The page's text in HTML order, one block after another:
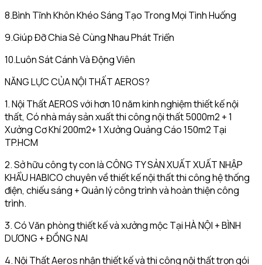
8.Bình Tĩnh Khôn Khéo Sáng Tạo Trong Mọi Tình Huống
9.Giúp Đỡ Chia Sẻ Cùng Nhau Phát Triển
10.Luôn Sát Cánh Và Động Viên
NĂNG LỰC CỦA NỘI THẤT AEROS?
1. Nội Thất AEROS với hơn 10 năm kinh nghiệm thiết kế nội
thất, Có nhà máy sản xuất thi công nội thất 5000m2 + 1
Xưởng Cơ Khí 200m2+ 1 Xưởng Quảng Cáo 150m2 Tại
TP.HCM
2. Sở hữu công ty con là CÔNG TY SẢN XUẤT XUẤT NHẬP
KHẨU HABICO chuyên về thiết kế nội thất thi công hệ thống
điện, chiếu sáng + Quản lý công trình và hoàn thiện công
trình.
3. Có Văn phòng thiết kế và xưởng mộc Tại HÀ NỘI + BÌNH
DƯƠNG + ĐỒNG NAI
4. Nội Thất Aeros nhận thiết kế và thi công nội thất trọn gói